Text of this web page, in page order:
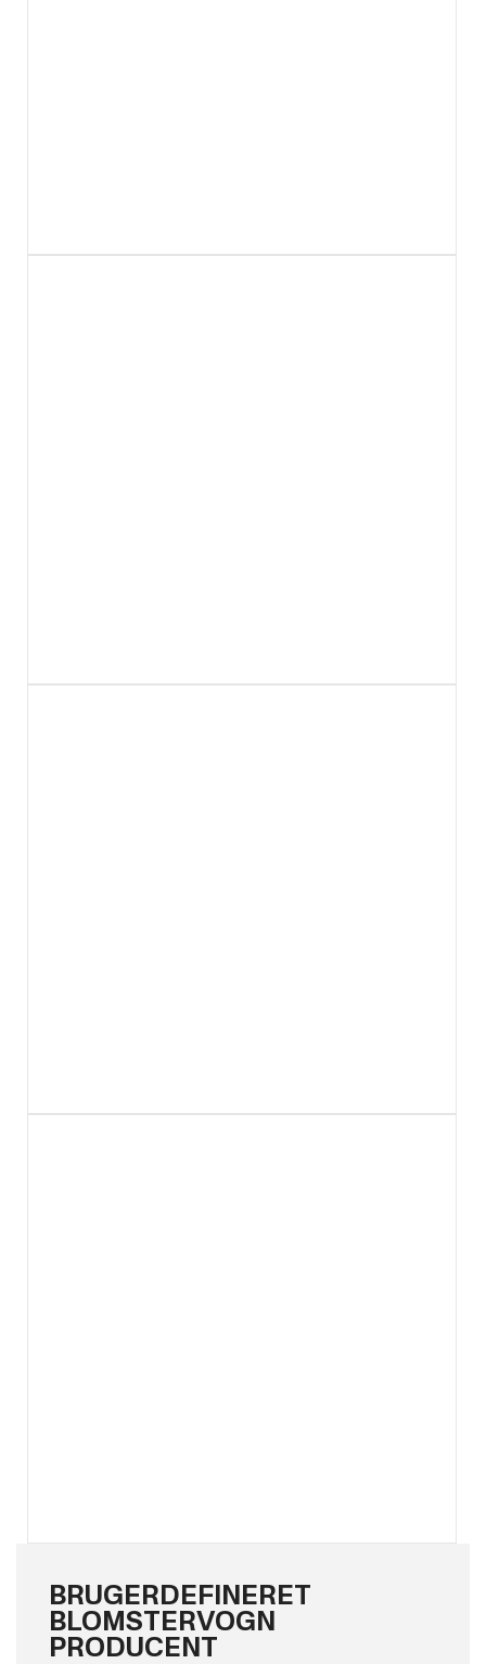
BRUGERDEFINERET
BLOMSTERVOGN
PRODUCENT